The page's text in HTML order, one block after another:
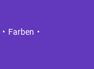
Farben